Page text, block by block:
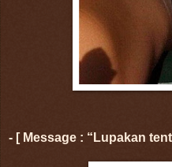
- [ Message : “Lupakan